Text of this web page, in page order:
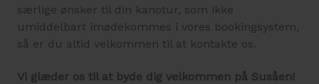
særlige ønsker til din kanotur, som ikke
umiddelbart imødekommes i vores bookingsystem,
så er du altid velkommen til at kontakte os.
Vi glæder os til at byde dig velkommen på Susåen!